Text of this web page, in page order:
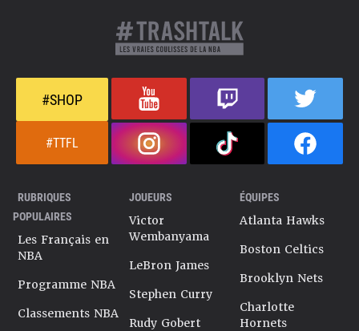
#SHOP
#TTFL
RUBRIQUES
POPULAIRES
Les Français en
NBA
Programme NBA
Classements NBA
JOUEURS
Victor
Wembanyama
LeBron James
Stephen Curry
Rudy Gobert
ÉQUIPES
Atlanta Hawks
Boston Celtics
Brooklyn Nets
Charlotte
Hornets